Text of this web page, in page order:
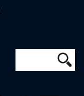
Φόρμα
Αναζήτηση